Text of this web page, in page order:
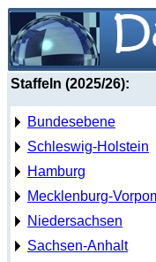
Staffeln (2025/26):
Bundesebene
Schleswig-Holstein
Hamburg
Mecklenburg-
Niedersachsen
Sachsen-Anhalt